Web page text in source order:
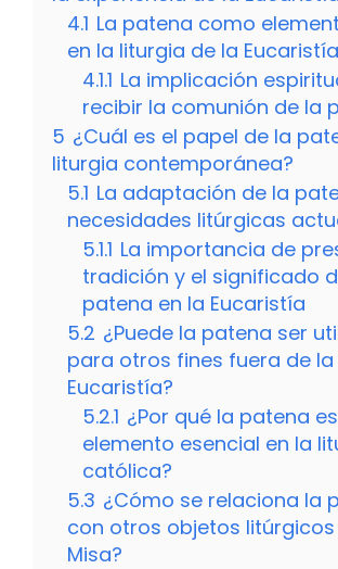
4.1 La patena como
en la liturgia de la Eucaristía
4.1.1 La implicación
recibir la comunión de la
5 ¿Cuál es el papel de la
liturgia contemporánea?
5.1 La adaptación de la
necesidades litúrgicas
5.1.1 La importancia de
tradición y el significado
patena en la Eucaristía
5.2 ¿Puede la patena ser
para otros fines fuera de la
Eucaristía?
5.2.1 ¿Por qué la patena
elemento esencial en la
católica?
5.3 ¿Cómo se relaciona la
con otros objetos litúrgicos
Misa?